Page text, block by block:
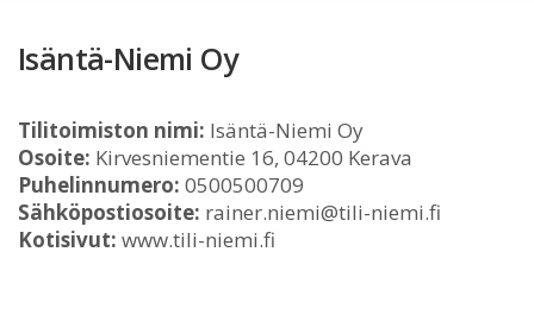
Isäntä-Niemi Oy
Tilitoimiston nimi: Isäntä-Niemi Oy
Osoite: Kirvesniementie 16, 04200 Kerava
Puhelinnumero: 0500500709
Sähköpostiosoite: rainer.niemi@tili-niemi.fi
Kotisivut: www.tili-niemi.fi